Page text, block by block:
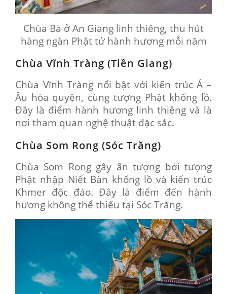
Chùa Bà ở An Giang linh thiêng, thu hút
hàng ngàn Phật tử hành hương mỗi năm
Chùa Vĩnh Tràng (Tiền Giang)
Chùa Vĩnh Tràng nổi bật với kiến trúc Á –
Âu hòa quyện, cùng tượng Phật khổng lồ.
Đây là điểm hành hương linh thiêng và là
nơi tham quan nghệ thuật đặc sắc.
Chùa Som Rong (Sóc Trăng)
Chùa Som Rong gây ấn tượng bởi tượng
Phật nhập Niết Bàn khổng lồ và kiến trúc
Khmer độc đáo. Đây là điểm đến hành
hương không thể thiếu tại Sóc Trăng.